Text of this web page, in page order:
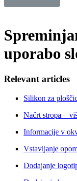
uporabo
Relevant articles
Silikon za
Načrt stropa –
Informacije v
Vstavljanje
Dodajanje